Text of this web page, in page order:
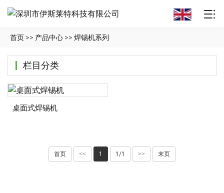
首页 >> 产品中心 >> 焊锡机系列
桌面式焊锡机
首页 << 1 1/1 >> 末页
栏目分类